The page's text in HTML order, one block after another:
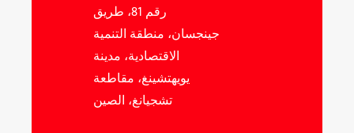
رقم 81، طريق
جينجسان، منطقة التنمية
الاقتصادية، مدينة
يويهتشينغ، مقاطعة
تشجيانغ، الصين